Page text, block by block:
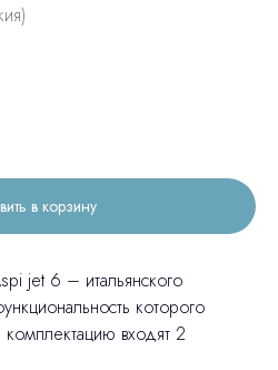
в корзину
jet 6 – итальянского
которого
входят 2